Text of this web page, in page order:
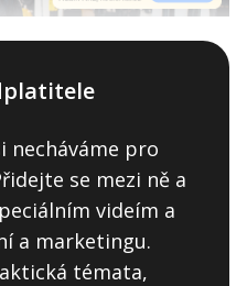
necháváme pro
se mezi ně a
videím a
a marketingu.
témata,